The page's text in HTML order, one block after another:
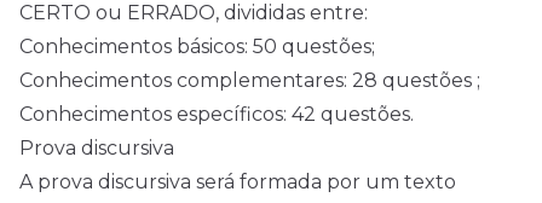
CERTO ou ERRADO, divididas entre:
Conhecimentos básicos: 50 questões;
Conhecimentos complementares: 28 questões ;
Conhecimentos específicos: 42 questões.
Prova discursiva
A prova discursiva será formada por um texto